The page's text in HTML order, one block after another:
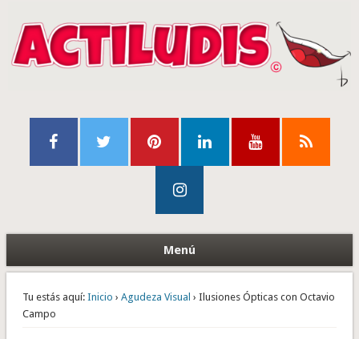
Menú
Tu estás aquí: Inicio › Agudeza Visual › Ilusiones Ópticas con Octavio
Campo